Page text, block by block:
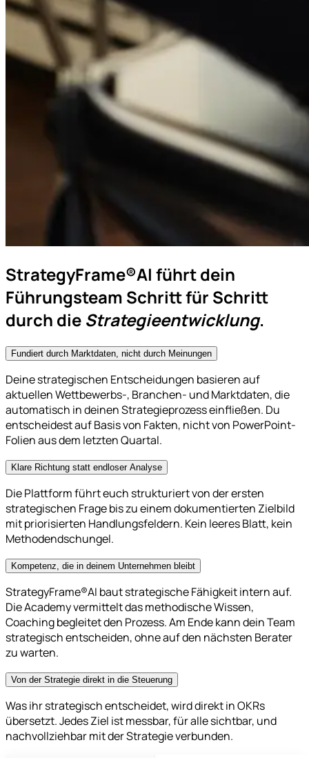
StrategyFrame®AI führt dein
Führungsteam Schritt für Schritt
durch die Strategieentwicklung.
Fundiert durch Marktdaten, nicht durch Meinungen
Deine strategischen Entscheidungen basieren auf
aktuellen Wettbewerbs-, Branchen- und Marktdaten, die
automatisch in deinen Strategieprozess einfließen. Du
entscheidest auf Basis von Fakten, nicht von PowerPoint-
Folien aus dem letzten Quartal.
Klare Richtung statt endloser Analyse
Die Plattform führt euch strukturiert von der ersten
strategischen Frage bis zu einem dokumentierten Zielbild
mit priorisierten Handlungsfeldern. Kein leeres Blatt, kein
Methodendschungel.
Kompetenz, die in deinem Unternehmen bleibt
StrategyFrame®AI baut strategische Fähigkeit intern auf.
Die Academy vermittelt das methodische Wissen,
Coaching begleitet den Prozess. Am Ende kann dein Team
strategisch entscheiden, ohne auf den nächsten Berater
zu warten.
Von der Strategie direkt in die Steuerung
Was ihr strategisch entscheidet, wird direkt in OKRs
übersetzt. Jedes Ziel ist messbar, für alle sichtbar, und
nachvollziehbar mit der Strategie verbunden.